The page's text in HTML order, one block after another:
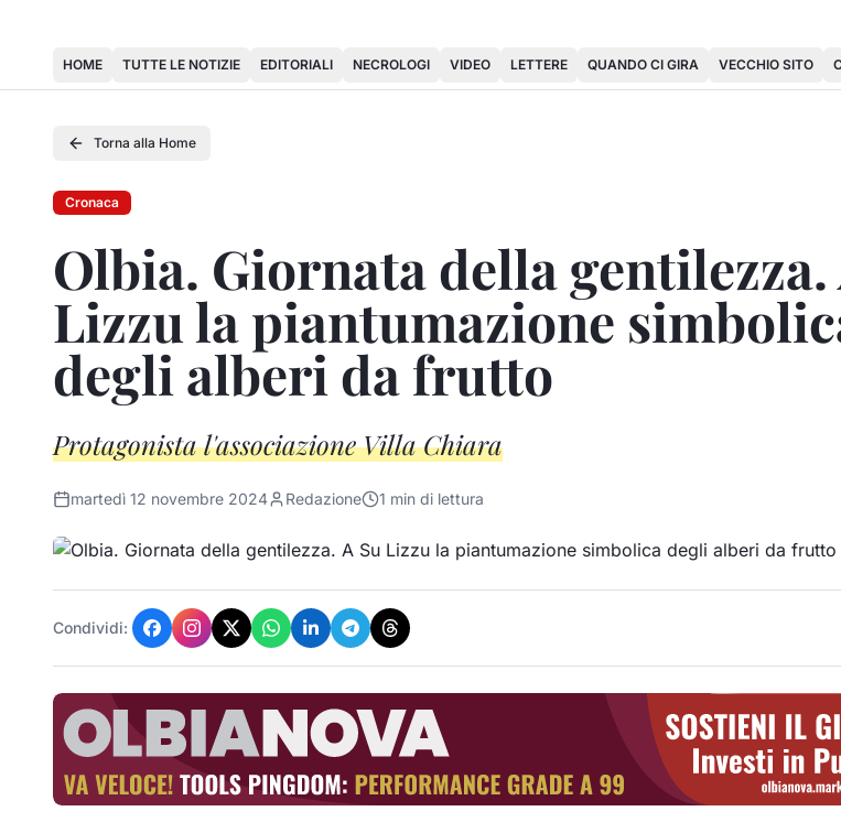
HOME TUTTE LE NOTIZIE EDITORIALI NECROLOGI VIDEO LETTERE QUANDO CI GIRA VECCHIO SITO
Torna alla Home
Cronaca
Olbia. Giornata della gentilezza.
Lizzu la piantumazione
degli alberi da frutto
Protagonista l'associazione Villa Chiara
martedì 12 novembre 2024 Redazione 1 min di lettura
Condividi: